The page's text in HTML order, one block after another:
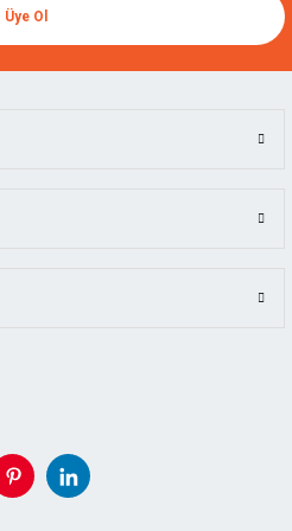
Üye Ol